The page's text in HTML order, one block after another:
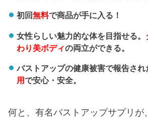
初回無料で商品が手に入る！
女性らしい魅力的な体を目指せる。
わり美ボディの両立ができる。
バストアップの健康被害で報告され
用で安心・安全。
何と、有名バストアップサプリが